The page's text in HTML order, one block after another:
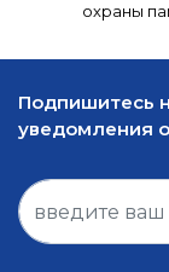
охраны
Подпишитесь
уведомления